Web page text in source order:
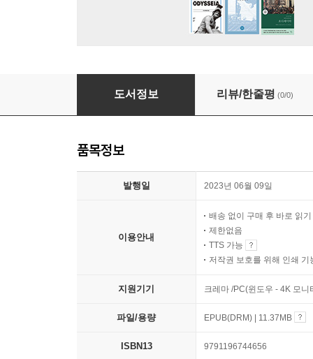
21세기 교육의 7가지 쟁점
도서정보 리뷰/한줄평 (0/0)
품목정보
발행일 2023년 06월 09일
이용안내
배송 없이 구매 후 바로 읽기
제한없음
TTS 가능
저작권 보호를 위해 인쇄 기
지원기기 크레마 /PC(윈도우 - 4K 모
파일/용량 EPUB(DRM) | 11.37MB
ISBN13 9791196744656